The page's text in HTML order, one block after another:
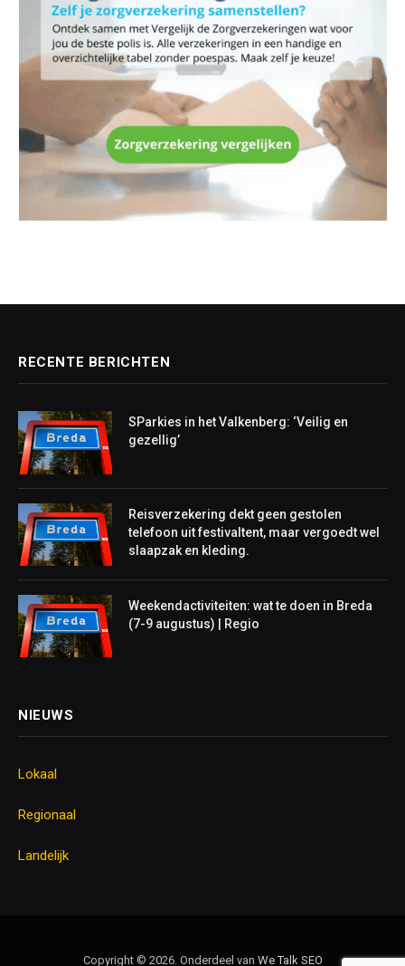
RECENTE BERICHTEN
SParkies in het Valkenberg: ‘Veilig en
gezellig’
Reisverzekering dekt geen gestolen
telefoon uit festivaltent, maar vergoedt wel
slaapzak en kleding.
Weekendactiviteiten: wat te doen in Breda
(7-9 augustus) | Regio
NIEUWS
Lokaal
Regionaal
Landelijk
Copyright © 2026. Onderdeel van We Talk SEO